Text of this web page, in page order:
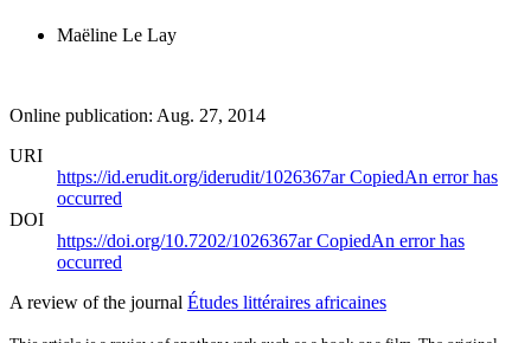
Maëline Le Lay
Online publication: Aug. 27, 2014
URI
https://id.erudit.org/iderudit/1026367arCopiedAn error has
occurred
DOI
https://doi.org/10.7202/1026367arCopiedAn error has
occurred
A review of the journal Études littéraires africaines